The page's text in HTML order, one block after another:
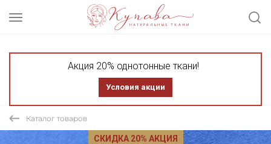
Акция 20% однотонные ткани!
Условия акции
Каталог товаров
СКИДКА 20% АКЦИЯ